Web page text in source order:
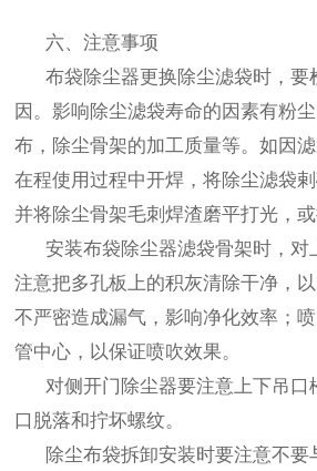
六、注意事项
布袋除尘器更换除尘滤袋时，要
因。影响除尘滤袋寿命的因素有粉
布，除尘骨架的加工质量等。如因
在程使用过程中开焊，将除尘滤袋
并将除尘骨架毛刺焊渣磨平打光，或
安装布袋除尘器滤袋骨架时，对
注意把多孔板上的积灰清除干净，
不严密造成漏气，影响净化效率；
管中心，以保证喷吹效果。
对侧开门除尘器要注意上下吊口
口脱落和拧坏螺纹。
除尘布袋拆卸安装时要注意不要